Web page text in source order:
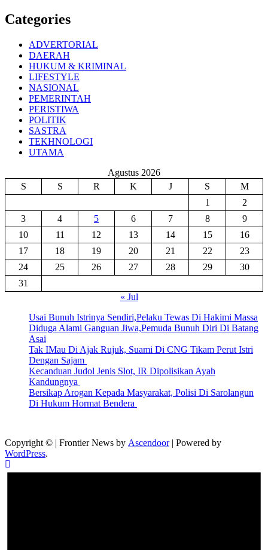
Categories
ADVERTORIAL
DAERAH
HUKUM & KRIMINAL
LIFESTYLE
NASIONAL
PEMERINTAH
PERISTIWA
POLITIK
SASTRA
TEKHNOLOGI
UTAMA
Agustus 2026
S
S R K J S
M
1
2
3
4 5 6 7 8
9
10
11 12 13 14 15
16
17
18 19 20 21 22
23
24
25 26 27 28 29
30
31
« Jul
Usai Bunuh Istrinya Sendiri,Pelaku Tewas Di Hakimi Massa
Diduga Alami Ganguan Jiwa,Pemuda Bunuh Diri Di Batang
Asai
Tak IMau Di Ajak Rujuk, Suami Di CNG Tikam Perut Istri
Dengan Sajam
Kecanduan Judol Jenis Slot, IR Dipolisikan Ayah
Kandungnya
Bersikap Arogan Kepada Masyarakat, Polisi Di Sarolangun
Di Hukum Hormat Bendera
Copyright © | Frontier News by Ascendoor| Powered by
WordPress.